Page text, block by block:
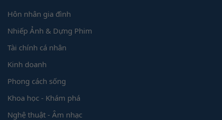
Hôn nhân gia đình
Nhiếp Ảnh & Dựng Phim
Tài chính cá nhân
Kinh doanh
Phong cách sống
Khoa học - Khám phá
Nghệ thuật - Âm nhạc